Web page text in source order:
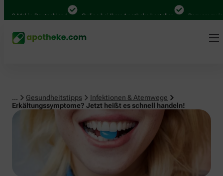
Mal in Deutschland Online bei Ihrer Apotheke bestellen Bequem
... Gesundheitstipps
Infektionen & Atemwege
Erkältungssymptome? Jetzt heißt es schnell handeln!
Infektionen & Atemwege